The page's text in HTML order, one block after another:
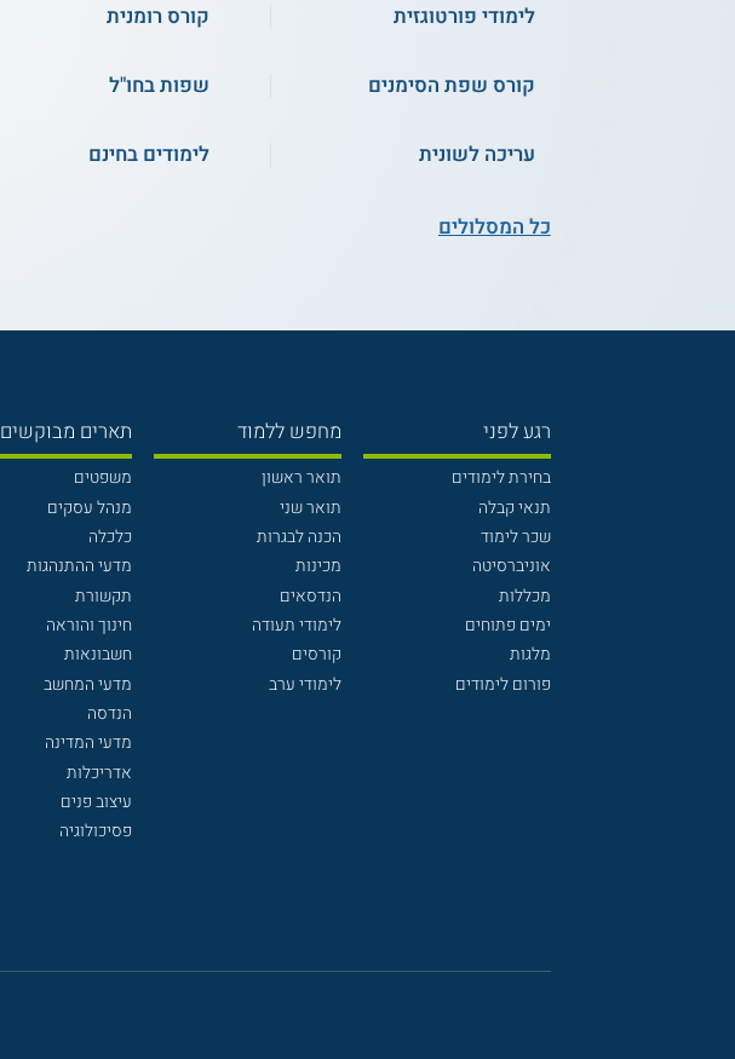
לימודי פורטוגזית קורס רומנית
קורס שפת הסימנים שפות בחו"ל
עריכה לשונית לימודים בחינם
כל המסלולים
רגע לפני
בחירת לימודים
תנאי קבלה
שכר לימוד
אוניברסיטה
מכללות
ימים פתוחים
מלגות
פורום לימודים
מחפש ללמוד
תואר ראשון
תואר שני
הכנה לבגרות
מכינות
הנדסאים
לימודי תעודה
קורסים
לימודי ערב
תארים מבוקשים
משפטים
מנהל עסקים
כלכלה
מדעי ההתנהגות
תקשורת
חינוך והוראה
חשבונאות
מדעי המחשב
הנדסה
מדעי המדינה
אדריכלות
עיצוב פנים
פסיכולוגיה